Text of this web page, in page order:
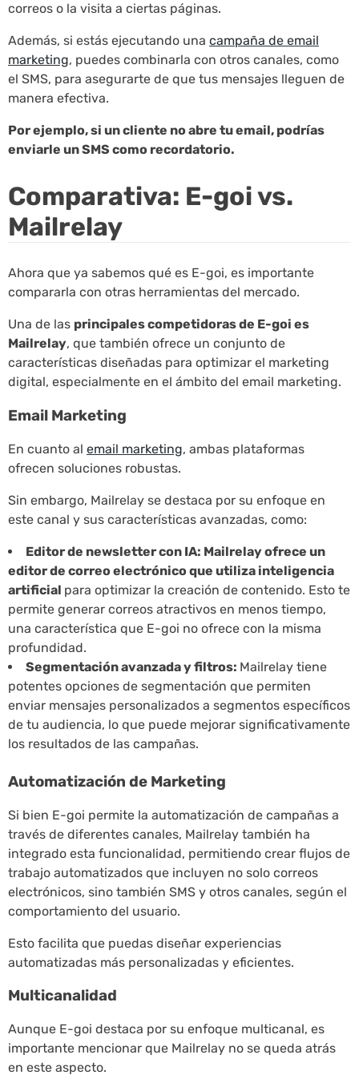
correos o la visita a ciertas páginas.
Además, si estás ejecutando una campaña de email
marketing, puedes combinarla con otros canales, como
el SMS, para asegurarte de que tus mensajes lleguen de
manera efectiva.
Por ejemplo, si un cliente no abre tu email, podrías
enviarle un SMS como recordatorio.
Comparativa: E-goi vs.
Mailrelay
Ahora que ya sabemos qué es E-goi, es importante
compararla con otras herramientas del mercado.
Una de las principales competidoras de E-goi es
Mailrelay, que también ofrece un conjunto de
características diseñadas para optimizar el marketing
digital, especialmente en el ámbito del email marketing.
Email Marketing
En cuanto al email marketing, ambas plataformas
ofrecen soluciones robustas.
Sin embargo, Mailrelay se destaca por su enfoque en
este canal y sus características avanzadas, como:
Editor de newsletter con IA: Mailrelay ofrece un
editor de correo electrónico que utiliza inteligencia
artificial para optimizar la creación de contenido. Esto te
permite generar correos atractivos en menos tiempo,
una característica que E-goi no ofrece con la misma
profundidad.
Segmentación avanzada y filtros: Mailrelay tiene
potentes opciones de segmentación que permiten
enviar mensajes personalizados a segmentos específicos
de tu audiencia, lo que puede mejorar significativamente
los resultados de las campañas.
Automatización de Marketing
Si bien E-goi permite la automatización de campañas a
través de diferentes canales, Mailrelay también ha
integrado esta funcionalidad, permitiendo crear flujos de
trabajo automatizados que incluyen no solo correos
electrónicos, sino también SMS y otros canales, según el
comportamiento del usuario.
Esto facilita que puedas diseñar experiencias
automatizadas más personalizadas y eficientes.
Multicanalidad
Aunque E-goi destaca por su enfoque multicanal, es
importante mencionar que Mailrelay no se queda atrás
en este aspecto.